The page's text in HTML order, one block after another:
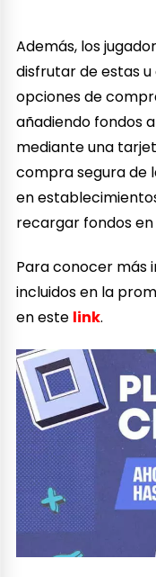
Además, los
disfrutar de estas
opciones de
añadiendo fondos
mediante una
compra segura de
en
recargar fondos
Para conocer más
incluidos en la
en este link.